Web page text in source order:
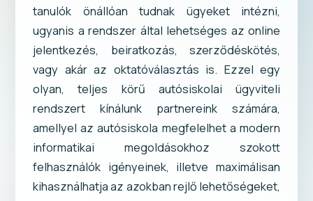
tanulók önállóan tudnak ügyeket intézni,
ugyanis a rendszer által lehetséges az online
jelentkezés, beiratkozás, szerződéskötés,
vagy akár az oktatóválasztás is. Ezzel egy
olyan, teljes körű autósiskolai ügyviteli
rendszert kínálunk partnereink számára,
amellyel az autósiskola megfelelhet a modern
informatikai megoldásokhoz szokott
felhasználók igényeinek, illetve maximálisan
kihasználhatja az azokban rejlő lehetőségeket,